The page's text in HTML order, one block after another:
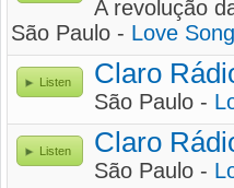
A revolução
São Paulo - Love
Listen Claro
São Paulo -
Listen Claro
São Paulo -